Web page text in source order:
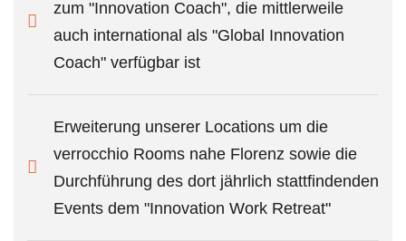
zum "Innovation Coach", die mittlerweile
auch international als "Global Innovation
Coach" verfügbar ist
Erweiterung unserer Locations um die
verrocchio Rooms nahe Florenz sowie die
Durchführung des dort jährlich stattfindenden
Events dem "Innovation Work Retreat"